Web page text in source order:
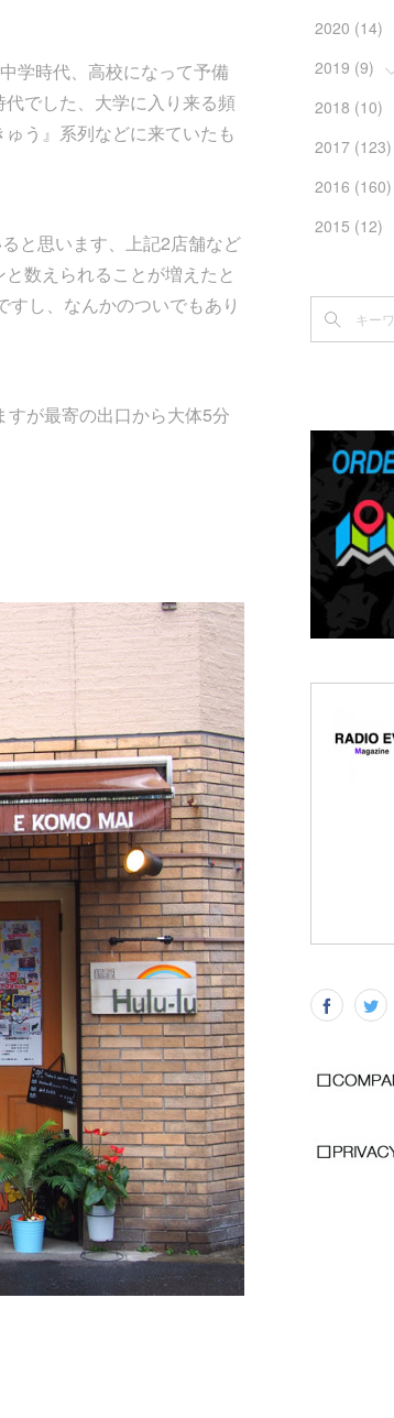
学時代、高校になって予備
でした、大学に入り来る頻
う』系列などに来ていたも
と思います、上記2店舗など
数えられることが増えたと
し、なんかのついでもあり
が最寄の出口から大体5分
( 10
(5
( 2)
( 4)
(4
(2)
( 2)
( 1)
( 2)
(3)
(2)
(4
(2)
( 2)
( 3)
( 1)
(2)
(7)
(2
(2)
( 2)
( 4)
( 2)
(2)
(10
(2
(3)
( 2)
(3)
( 1)
(4)
(1)
(9
(1)
( 1)
(1)
2020 (14)
(2
(3)
( 1)
(4)
( 1)
(2)
2019 (9)
(1)
(3)
(1)
( 4)
2018 (10)
(1)
(4)
( 5)
2017 (123)
(5)
(6)
(30)
(5)
(7)
(10 )
(5)
(11)
9
2016 (160)
(10
(19)
(17)
(18)
(17 )
(13
(16)
2015 (12)